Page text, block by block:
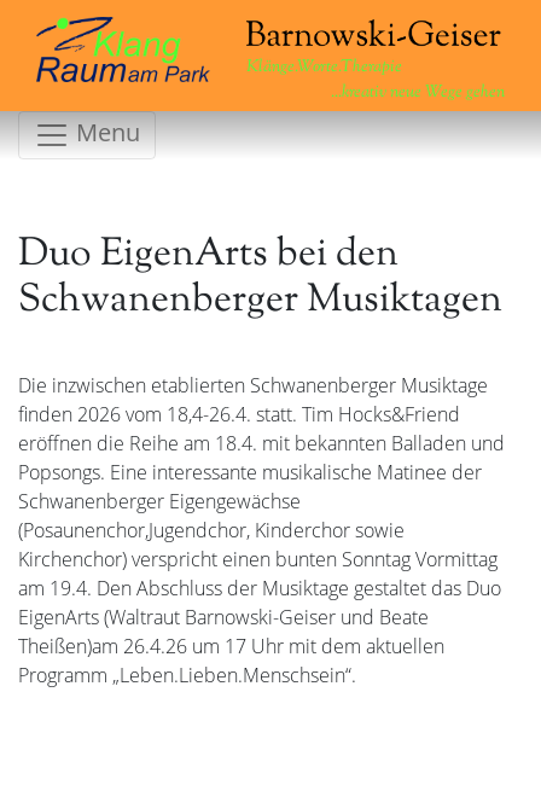
Klänge.Worte.Therapie
...kreativ neue Wege gehen
Menu
Duo EigenArts bei den
Schwanenberger Musiktagen
Die inzwischen etablierten Schwanenberger Musiktage
finden 2026 vom 18,4-26.4. statt. Tim Hocks&Friend
eröffnen die Reihe am 18.4. mit bekannten Balladen und
Popsongs. Eine interessante musikalische Matinee der
Schwanenberger Eigengewächse
(Posaunenchor,Jugendchor, Kinderchor sowie
Kirchenchor) verspricht einen bunten Sonntag Vormittag
am 19.4. Den Abschluss der Musiktage gestaltet das Duo
EigenArts (Waltraut Barnowski-Geiser und Beate
Theißen)am 26.4.26 um 17 Uhr mit dem aktuellen
Programm „Leben.Lieben.Menschsein“.